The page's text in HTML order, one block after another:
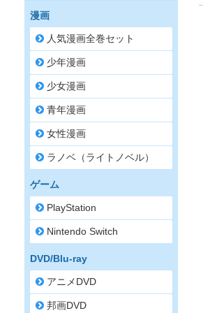
漫画
人気漫画全巻セット
少年漫画
少女漫画
青年漫画
女性漫画
ラノベ（ライトノベル）
ゲーム
PlayStation
Nintendo Switch
DVD/Blu-ray
アニメDVD
邦画DVD